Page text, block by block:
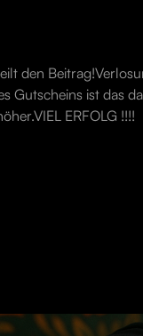
den
Gutscheins ist das
ERFOLG !!!!